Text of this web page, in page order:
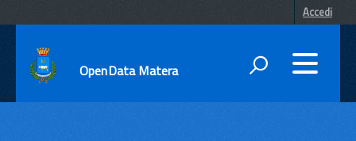
Accedi
OpenData Matera